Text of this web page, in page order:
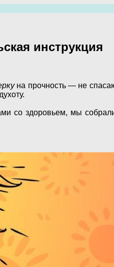
инструкция
на прочность — не
со здоровьем, мы